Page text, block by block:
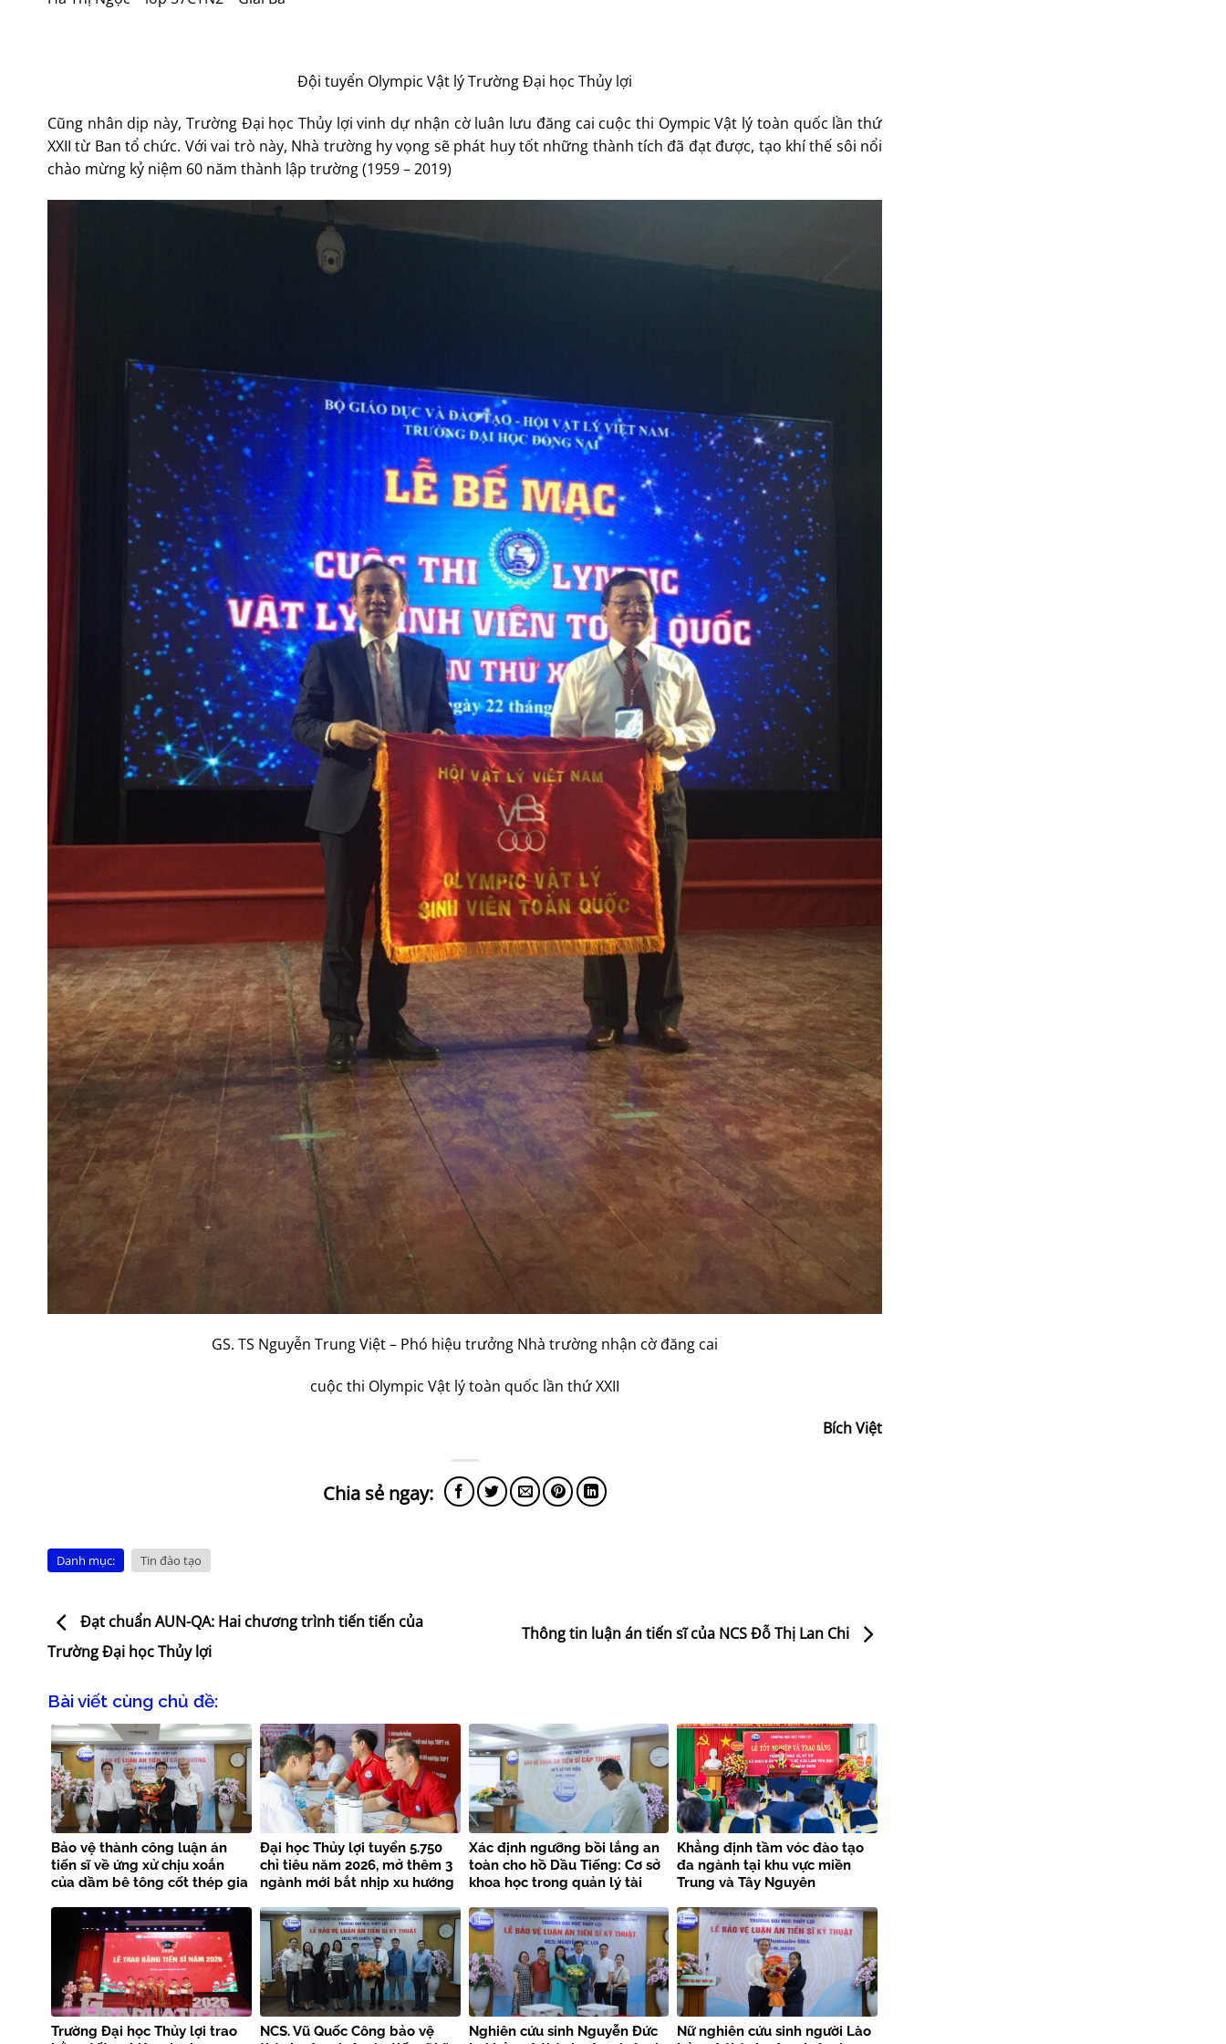
Đội tuyển Olympic Vật lý Trường Đại học Thủy lợi
Cũng nhân dịp này, Trường Đại học Thủy lợi vinh dự nhận cờ luân lưu đăng cai cuộc thi Oympic Vật lý toàn quốc lần thứ
XXII từ Ban tổ chức. Với vai trò này, Nhà trường hy vọng sẽ phát huy tốt những thành tích đã đạt được, tạo khí thế sôi nổi
chào mừng kỷ niệm 60 năm thành lập trường (1959 – 2019)
GS. TS Nguyễn Trung Việt – Phó hiệu trưởng Nhà trường nhận cờ đăng cai
cuộc thi Olympic Vật lý toàn quốc lần thứ XXII
Bích Việt
Danh mục: Tin đào tạo
Đạt chuẩn AUN-QA: Hai chương trình tiến tiến của
Trường Đại học Thủy lợi
Thông tin luận án tiến sĩ của NCS Đỗ Thị Lan Chi
Bài viết cùng chủ đề:
Bảo vệ thành công luận án
tiến sĩ về ứng xử chịu xoắn
của dầm bê tông cốt thép gia
Đại học Thủy lợi tuyển 5.750
chỉ tiêu năm 2026, mở thêm 3
ngành mới bắt nhịp xu hướng
Xác định ngưỡng bồi lắng an
toàn cho hồ Dầu Tiếng: Cơ sở
khoa học trong quản lý tài
Khẳng định tầm vóc đào tạo
đa ngành tại khu vực miền
Trung và Tây Nguyên
Trường Đại học Thủy lợi trao
NCS. Vũ Quốc Công bảo vệ
Nghiên cứu sinh Nguyễn Đức
Nữ nghiên cứu sinh người Lào